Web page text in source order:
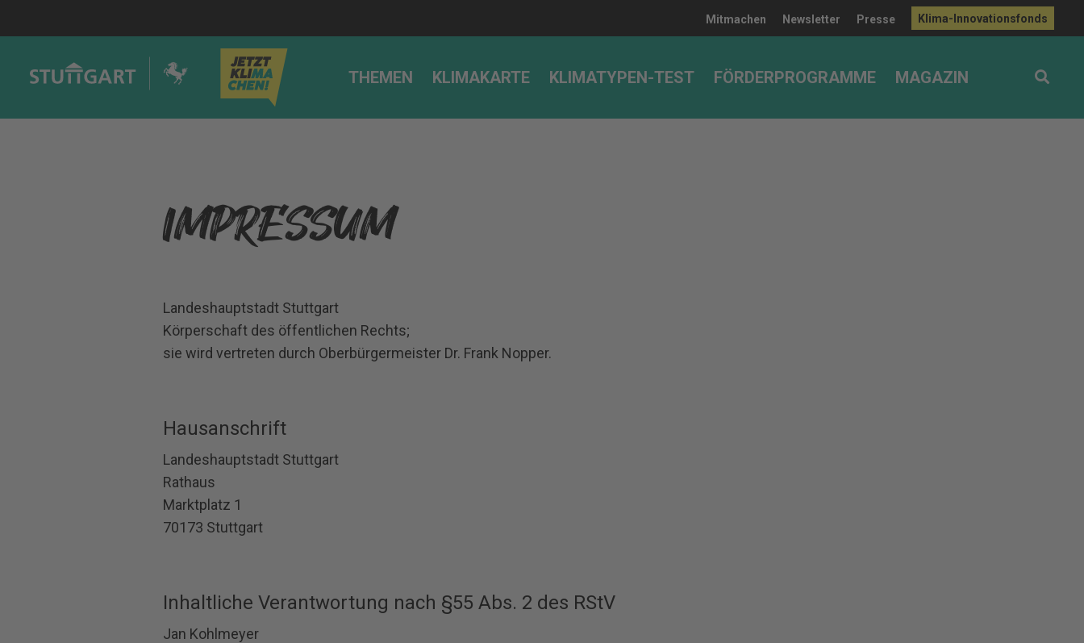
Mitmachen Newsletter Presse Klima-Innovationsfonds
THEMEN KLIMAKARTE KLIMATYPEN-TEST FÖRDERPROGRAMME MAGAZIN
IMPRESSUM
Landeshauptstadt Stuttgart
Körperschaft des öffentlichen Rechts;
sie wird vertreten durch Oberbürgermeister Dr. Frank Nopper.
Hausanschrift
Landeshauptstadt Stuttgart
Rathaus
Marktplatz 1
70173 Stuttgart
Inhaltliche Verantwortung nach §55 Abs. 2 des RStV
Jan Kohlmeyer